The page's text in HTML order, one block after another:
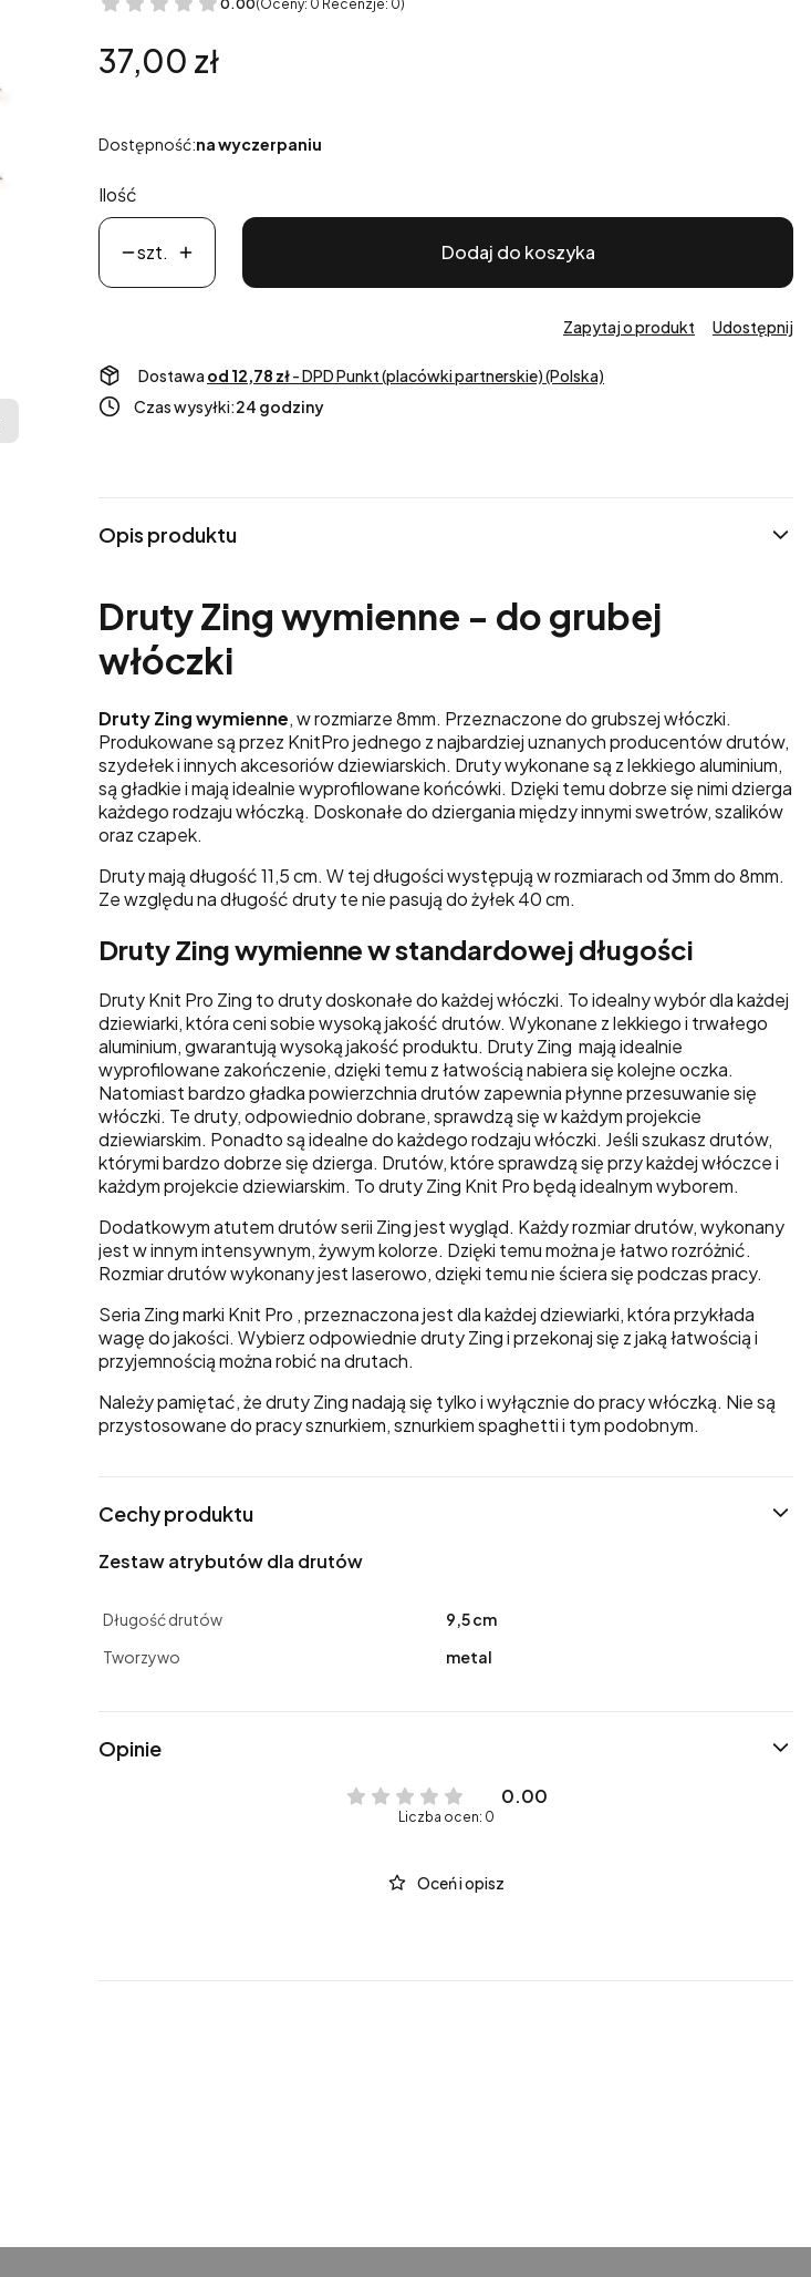
0.00(Oceny: 0 Recenzje: 0)
Cena
37,00 zł
Dostępność:na wyczerpaniu
Ilość
szt. Dodaj do koszyka
Zapytaj o produkt Udostępnij
Dostawa od 12,78 zł- DPD Punkt (placówki partnerskie) (Polska)
Czas wysyłki:24 godziny
Opis produktu
Druty Zing wymienne - do grubej
włóczki
Druty Zing wymienne, w rozmiarze 8mm. Przeznaczone do grubszej włóczki.
Produkowane są przez KnitPro jednego z najbardziej uznanych producentów drutów,
szydełek i innych akcesoriów dziewiarskich. Druty wykonane są z lekkiego aluminium,
są gładkie i mają idealnie wyprofilowane końcówki. Dzięki temu dobrze się nimi dzierga
każdego rodzaju włóczką. Doskonałe do dziergania między innymi swetrów, szalików
oraz czapek.
Druty mają długość 11,5 cm. W tej długości występują w rozmiarach od 3mm do 8mm.
Ze względu na długość druty te nie pasują do żyłek 40 cm.
Druty Zing wymienne w standardowej długości
Druty Knit Pro Zing to druty doskonałe do każdej włóczki. To idealny wybór dla każdej
dziewiarki, która ceni sobie wysoką jakość drutów. Wykonane z lekkiego i trwałego
aluminium, gwarantują wysoką jakość produktu. Druty Zing mają idealnie
wyprofilowane zakończenie, dzięki temu z łatwością nabiera się kolejne oczka.
Natomiast bardzo gładka powierzchnia drutów zapewnia płynne przesuwanie się
włóczki. Te druty, odpowiednio dobrane, sprawdzą się w każdym projekcie
dziewiarskim. Ponadto są idealne do każdego rodzaju włóczki. Jeśli szukasz drutów,
którymi bardzo dobrze się dzierga. Drutów, które sprawdzą się przy każdej włóczce i
każdym projekcie dziewiarskim. To druty Zing Knit Pro będą idealnym wyborem.
Dodatkowym atutem drutów serii Zing jest wygląd. Każdy rozmiar drutów, wykonany
jest w innym intensywnym, żywym kolorze. Dzięki temu można je łatwo rozróżnić.
Rozmiar drutów wykonany jest laserowo, dzięki temu nie ściera się podczas pracy.
Seria Zing marki Knit Pro , przeznaczona jest dla każdej dziewiarki, która przykłada
wagę do jakości. Wybierz odpowiednie druty Zing i przekonaj się z jaką łatwością i
przyjemnością można robić na drutach.
Należy pamiętać, że druty Zing nadają się tylko i wyłącznie do pracy włóczką. Nie są
przystosowane do pracy sznurkiem, sznurkiem spaghetti i tym podobnym.
Cechy produktu
Zestaw atrybutów dla drutów
Długość drutów
9,5 cm
Tworzywo
metal
Opinie
0.00
Liczba ocen: 0
Oceń i opisz